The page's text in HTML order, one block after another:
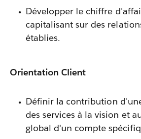
Développer le chiffre
capitalisant sur des
établies.
Orientation Client
Définir la contribution
des services à la vision et
global d'un compte